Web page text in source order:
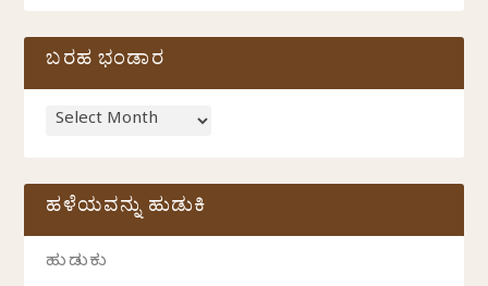
ಬರಹ ಭಂಡಾರ
ಹಳೆಯವನ್ನು ಹುಡುಕಿ